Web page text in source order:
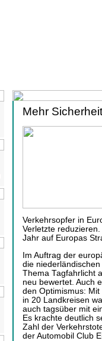
Mehr
Verkehrsopfer in
Verletzte
Jahr auf Europas
Im Auftrag der
die
Thema Tagfahrlicht
neu bewertet. Auch
den Optimismus:
in 20 Landkreisen
auch tagsüber mit
Es krachte deutlich
Zahl der
der Automobil Club